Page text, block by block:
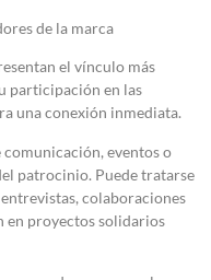
de la marca
el vínculo más
participación en las
una conexión inmediata.
eventos o
patrocinio. Puede tratarse
colaboraciones
en proyectos solidarios